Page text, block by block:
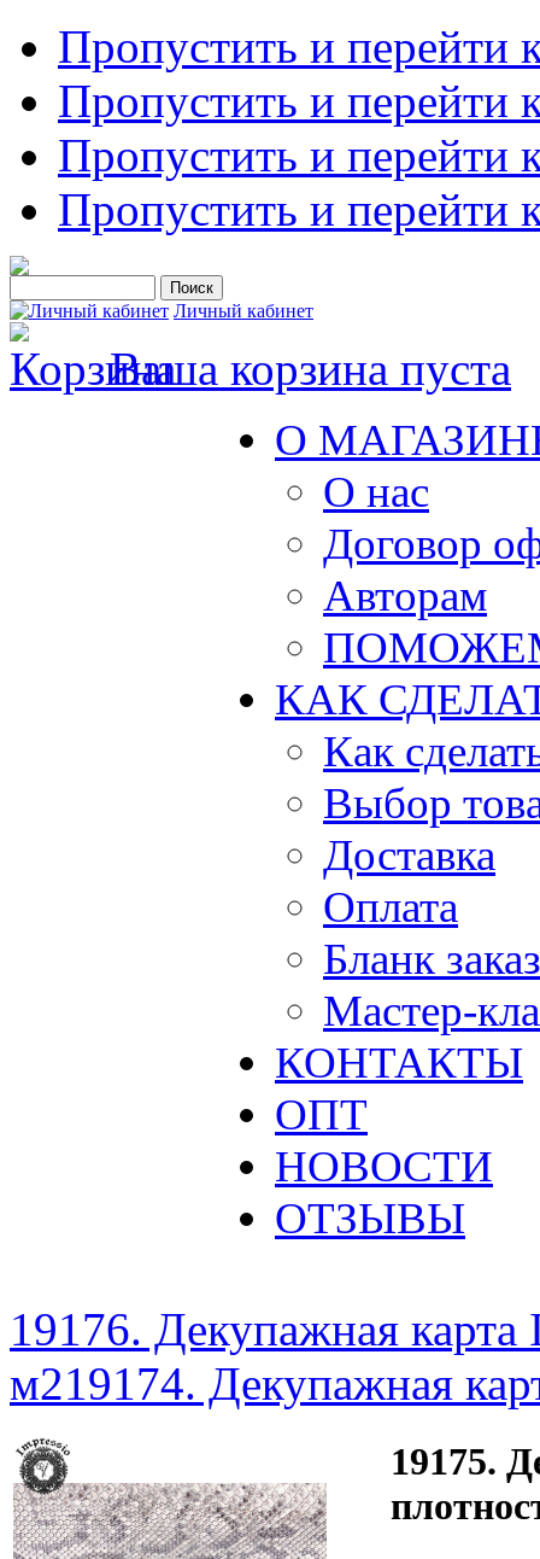
Пропустить и перейти
Пропустить и перейти
Пропустить и перейти
Пропустить и перейти
Личный кабинет
Ваша корзина пуста
О
О нас
Договор
Авторам
КАК
Как
Выбор
Доставка
Оплата
Бланк
Мастер-
КОНТАКТЫ
ОПТ
НОВОСТИ
ОТЗЫВЫ
19176. Декупажная карта
м219174. Декупажная
19175.